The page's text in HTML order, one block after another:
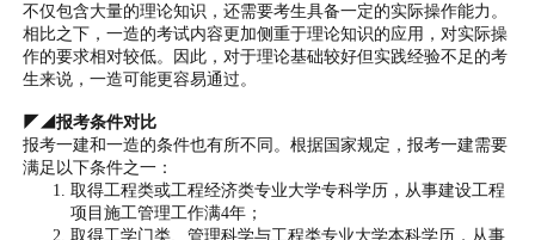
不仅包含大量的理论知识，还需要考生具备一定的实际操作能力。
相比之下，一造的考试内容更加侧重于理论知识的应用，对实际操
作的要求相对较低。因此，对于理论基础较好但实践经验不足的考
生来说，一造可能更容易通过。
◤◢报考条件对比
报考一建和一造的条件也有所不同。根据国家规定，报考一建需要
满足以下条件之一：
取得工程类或工程经济类专业大学专科学历，从事建设工程
项目施工管理工作满4年；
取得工学门类、管理科学与工程类专业大学本科学历，从事